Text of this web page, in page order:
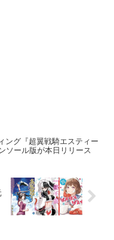
ング『超翼戦騎エスティー
ソール版が本日リリース